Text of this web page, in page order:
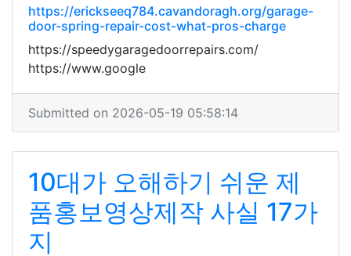
https://erickseeq784.cavandoragh.org/garage-
door-spring-repair-cost-what-pros-charge
https://speedygaragedoorrepairs.com/
https://www.google
Submitted on 2026-05-19 05:58:14
10대가 오해하기 쉬운 제
품홍보영상제작 사실 17가
지